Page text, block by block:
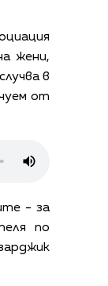
жени,
в
от
- за
по